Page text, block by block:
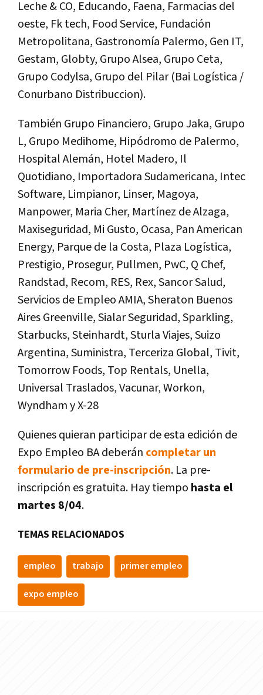
Leche & CO, Educando, Faena, Farmacias del
oeste, Fk tech, Food Service, Fundación
Metropolitana, Gastronomía Palermo, Gen IT,
Gestam, Globty, Grupo Alsea, Grupo Ceta,
Grupo Codylsa, Grupo del Pilar (Bai Logística /
Conurbano Distribuccion).
También Grupo Financiero, Grupo Jaka, Grupo
L, Grupo Medihome, Hipódromo de Palermo,
Hospital Alemán, Hotel Madero, Il
Quotidiano, Importadora Sudamericana, Intec
Software, Limpianor, Linser, Magoya,
Manpower, Maria Cher, Martínez de Alzaga,
Maxiseguridad, Mi Gusto, Ocasa, Pan American
Energy, Parque de la Costa, Plaza Logística,
Prestigio, Prosegur, Pullmen, PwC, Q Chef,
Randstad, Recom, RES, Rex, Sancor Salud,
Servicios de Empleo AMIA, Sheraton Buenos
Aires Greenville, Sialar Seguridad, Sparkling,
Starbucks, Steinhardt, Sturla Viajes, Suizo
Argentina, Suministra, Terceriza Global, Tivit,
Tomorrow Foods, Top Rentals, Unella,
Universal Traslados, Vacunar, Workon,
Wyndham y X-28
Quienes quieran participar de esta edición de
Expo Empleo BA deberán completar un
formulario de pre-inscripción. La pre-
inscripción es gratuita. Hay tiempo hasta el
martes 8/04.
TEMAS RELACIONADOS
empleo trabajo primer empleo
expo empleo